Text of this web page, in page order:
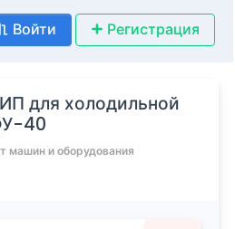
Войти Регистрация
для холодильной
40
машин и оборудования